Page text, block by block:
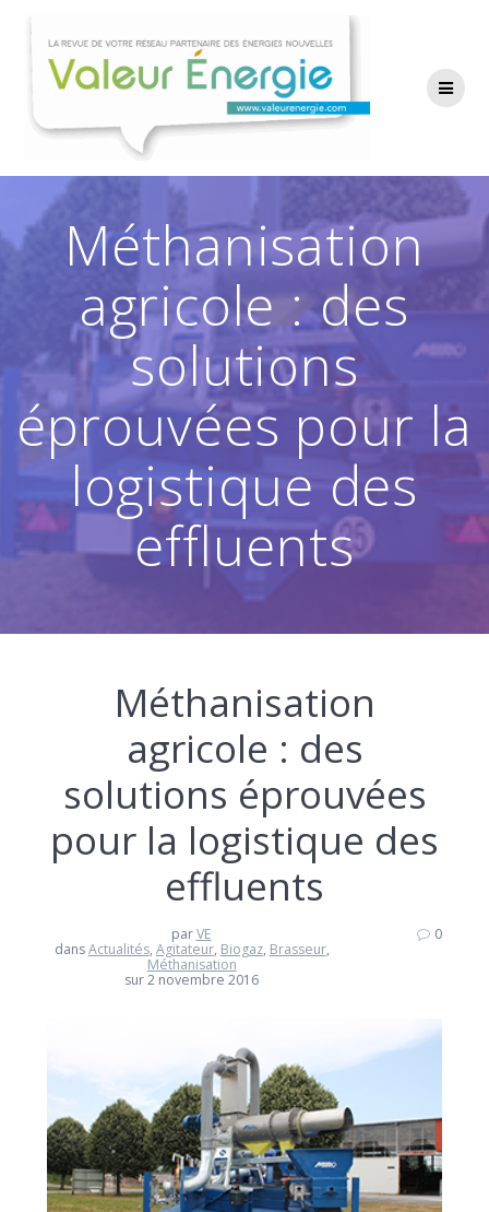
contenu
Méthanisation
agricole : des
solutions
éprouvées pour la
logistique des
effluents
Méthanisation
agricole : des
solutions éprouvées
pour la logistique des
effluents
parVE
dansActualités, Agitateur, Biogaz, Brasseur,
Méthanisation
sur 2 novembre 2016
0